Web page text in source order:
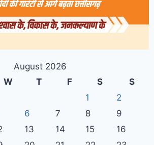
August 2026
W T F S
S
1
2
6 7 8
9
13 14 15
16